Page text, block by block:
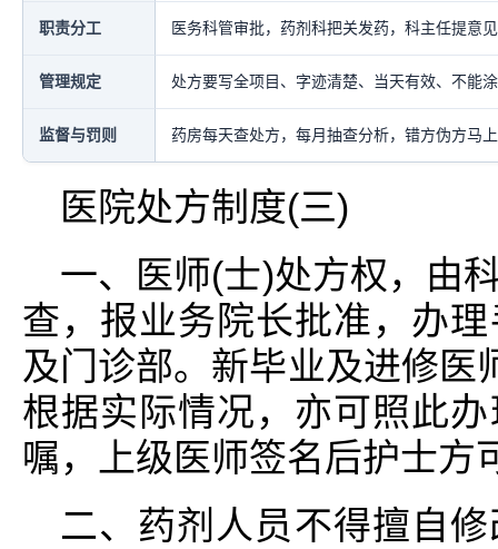
职责分工 医务科管审批，药剂科把关发药，科主任提意
管理规定 处方要写全项目、字迹清楚、当天有效、不能
监督与罚则 药房每天查处方，每月抽查分析，错方伪方马
医院处方制度(三)
一、医师(士)处方权，由
查，报业务院长批准，办
及门诊部。新毕业及进修医
根据实际情况，亦可照此
嘱，上级医师签名后护士方
二、药剂人员不得擅自